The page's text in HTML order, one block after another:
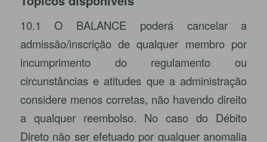
10.1 O BALANCE poderá cancelar a
admissão/inscrição de qualquer membro por
incumprimento do regulamento ou
circunstâncias e atitudes que a administração
considere menos corretas, não havendo direito
a qualquer reembolso. No caso do Débito
Direto não ser efetuado por qualquer anomalia